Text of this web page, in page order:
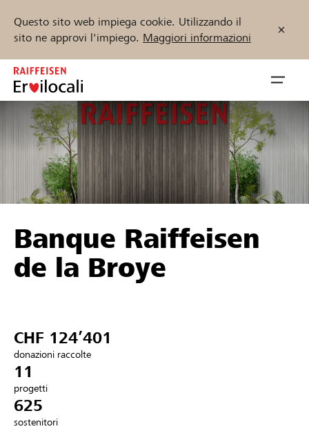
Questo sito web impiega cookie. Utilizzando il
sito ne approvi l'impiego. Maggiori informazioni
Zum
Inhalt
springen
öffnen
Sostenere
Aiuto & supporto
Collegarsi
Trova progetti e organizzazioni
Inizia ora
Banque Raiffeisen
de la Broye
CHF 124’401
donazioni raccolte
11
progetti
625
sostenitori